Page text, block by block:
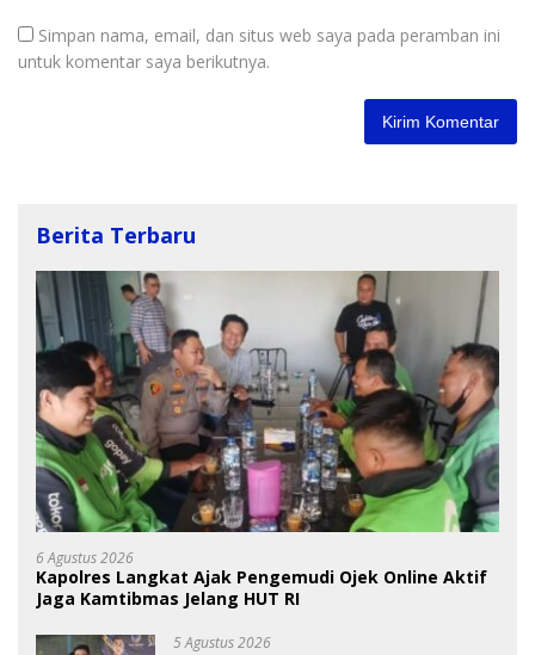
Simpan nama, email, dan situs web saya pada peramban ini
untuk komentar saya berikutnya.
Berita Terbaru
6 Agustus 2026
Kapolres Langkat Ajak Pengemudi Ojek Online Aktif
Jaga Kamtibmas Jelang HUT RI
5 Agustus 2026